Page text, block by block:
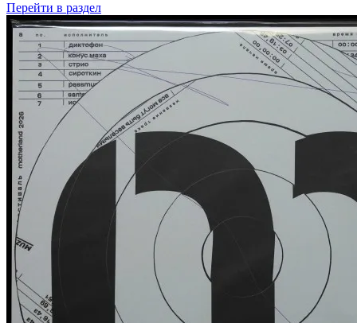
Перейти в раздел